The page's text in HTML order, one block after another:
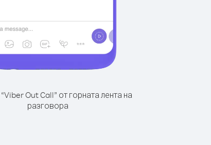
Out Call” от горната лента на
разговора